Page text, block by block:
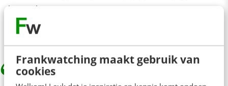
Frankwatching maakt gebruik van
cookies
herordenen.
Instagram
With the new ‘Reorder your grid’ feature,